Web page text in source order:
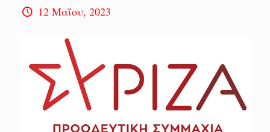
12 Μαΐου, 2023